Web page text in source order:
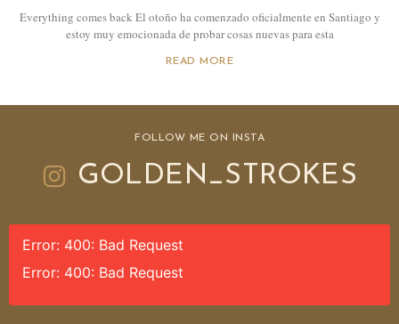
Everything comes back El otoño ha comenzado oficialmente en Santiago y
estoy muy emocionada de probar cosas nuevas para esta
READ MORE
FOLLOW ME ON INSTA
GOLDEN_STROKES
Error: 400: Bad Request
Error: 400: Bad Request